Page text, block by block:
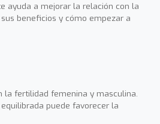
ayuda a mejorar la relación con la
beneficios y cómo empezar a
la fertilidad femenina y masculina.
puede favorecer la